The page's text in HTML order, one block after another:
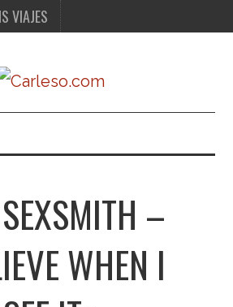
VIAJES
–
WHEN I